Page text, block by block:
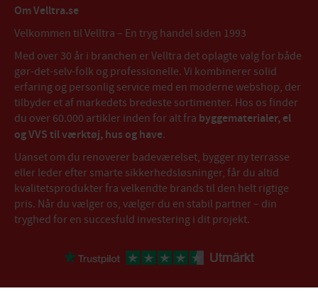
Om Velltra.se
Velkommen til Velltra – En tryg handel siden 1993
Med over 30 år i branchen er Velltra det oplagte valg for både
gør-det-selv-folk og professionelle. Vi kombinerer solid
erfaring og personlig service med en moderne webshop, der
tilbyder et af markedets bredeste sortimenter. Hos os finder
du over 60.000 artikler inden for alt fra byggematerialer, el
og VVS til værktøj, hus og have.
Uanset om du renoverer badeværelset, bygger ny terrasse
eller leder efter smarte sikkerhedsløsninger, får du altid
kvalitetsprodukter fra velkendte brands til den helt rigtige
pris. Når du vælger os, vælger du en stabil partner – din
tryghed for en succesfuld investering i dit projekt.